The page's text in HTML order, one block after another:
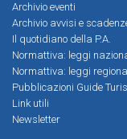
Archivio eventi
Archivio avvisi e
Il quotidiano della P.A.
Normattiva: leggi
Normattiva: leggi
Pubblicazioni Guide
Link utili
Newsletter